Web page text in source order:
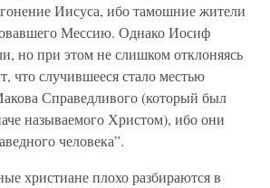
Иисуса, ибо тамошние жители
Мессию. Однако Иосиф
но при этом не слишком отклоняясь
что случившееся стало местью
Справедливого (который был
называемого Христом), ибо они
человека”.
христиане плохо разбираются в